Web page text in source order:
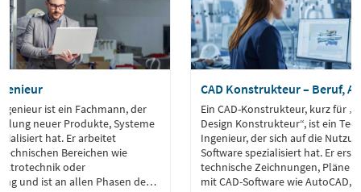
ist ein Fachmann, der
neuer Produkte, Systeme
hat. Er arbeitet
Bereichen wie
oder
und ist an allen Phasen des
CAD Konstrukteur – Beruf,
Ein CAD-Konstrukteur, kurz für
Design Konstrukteur“, ist ein
Ingenieur, der sich auf die
Software spezialisiert hat. Er
technische Zeichnungen, Pläne
mit CAD-Software wie AutoCAD,